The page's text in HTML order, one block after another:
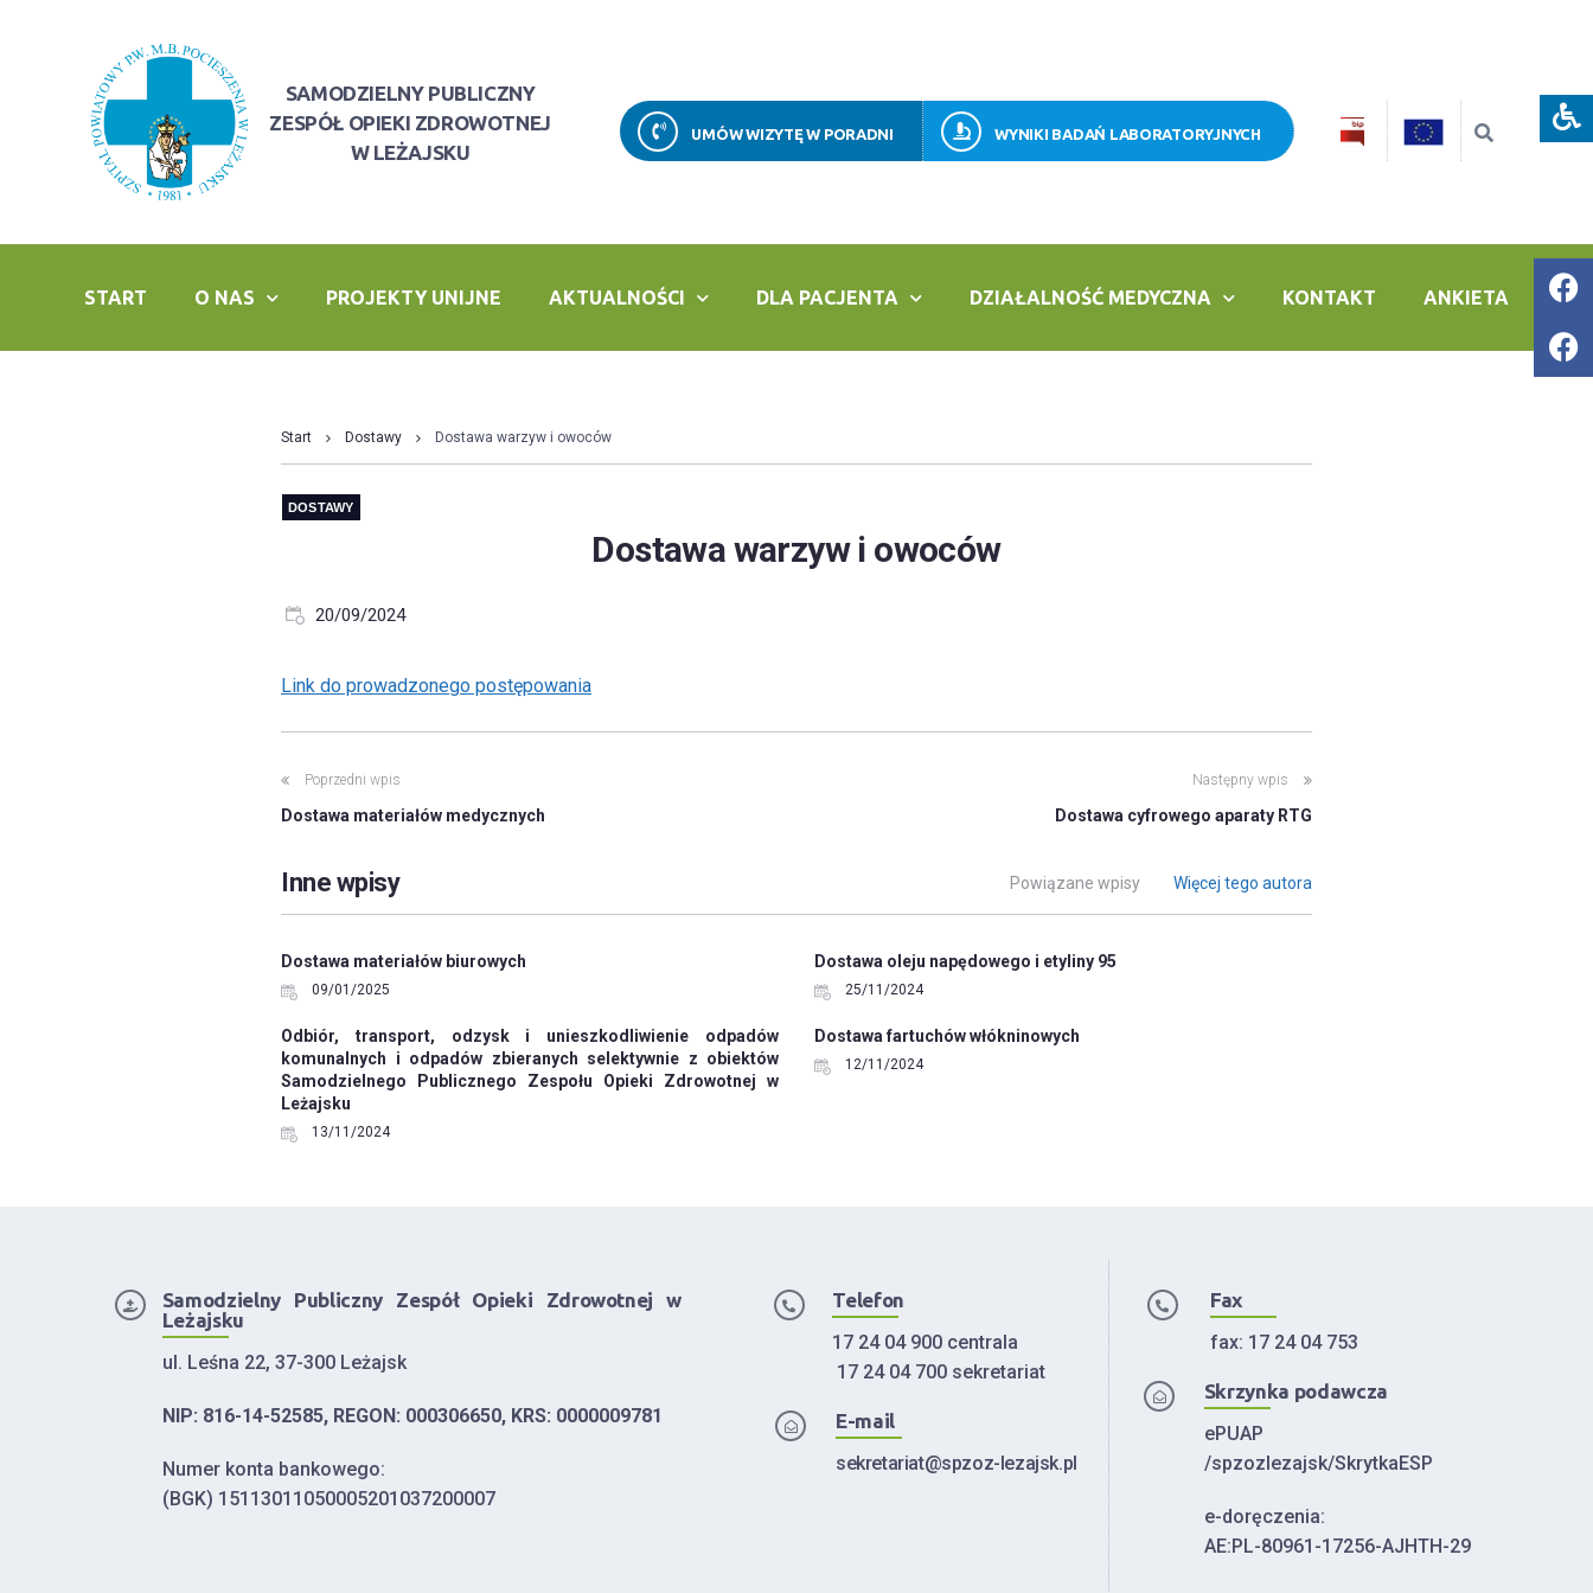
SAMODZIELNY PUBLICZNY
ZESPÓŁ OPIEKI ZDROWOTNEJ
W LEŻAJSKU
UMÓW WIZYTĘ W PORADNI WYNIKI BADAŃ LABORATORYJNYCH
START O NAS PROJEKTY UNIJNE AKTUALNOŚCI DLA PACJENTA DZIAŁALNOŚĆ MEDYCZNA KONTAKT ANKIETA
Start Dostawy Dostawa warzyw i owoców
DOSTAWY
Dostawa warzyw i owoców
20/09/2024
Link do prowadzonego postępowania
Poprzedni wpis
Dostawa materiałów medycznych
Następny wpis
Dostawa cyfrowego aparaty RTG
Inne wpisy Powiązane wpisy Więcej tego autora
Dostawa materiałów biurowych
09/01/2025
Dostawa oleju napędowego i etyliny 95
25/11/2024
Odbiór, transport, odzysk i unieszkodliwienie odpadów
komunalnych i odpadów zbieranych selektywnie z obiektów
Samodzielnego Publicznego Zespołu Opieki Zdrowotnej w
Leżajsku
13/11/2024
Dostawa fartuchów włókninowych
12/11/2024
Samodzielny Publiczny Zespół Opieki Zdrowotnej w
Leżajsku
ul. Leśna 22, 37-300 Leżajsk
NIP: 816-14-52585, REGON: 000306650, KRS: 0000009781
Numer konta bankowego:
(BGK) 15113011050005201037200007
Telefon
17 24 04 900 centrala
17 24 04 700 sekretariat
E-mail
sekretariat@spzoz-lezajsk.pl
Fax
fax: 17 24 04 753
Skrzynka podawcza
ePUAP
/spzozlezajsk/SkrytkaESP
e-doręczenia:
AE:PL-80961-17256-AJHTH-29